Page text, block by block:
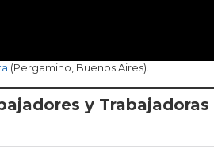
(Pergamino, Buenos Aires).
y Trabajadoras